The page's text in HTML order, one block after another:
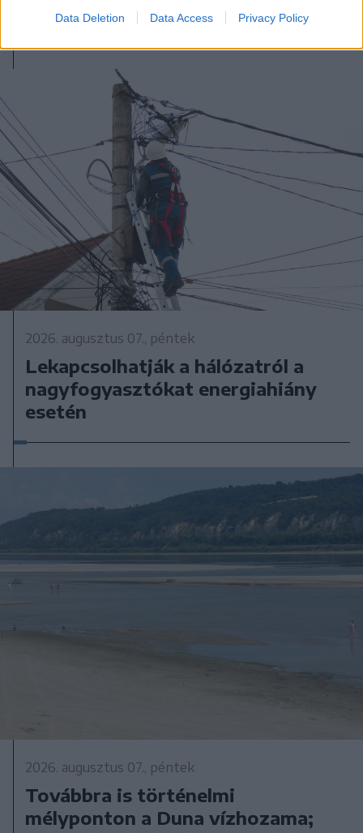
Data Deletion Data Access Privacy Policy
2026. augusztus 07., péntek
Lekapcsolhatják a hálózatról a
nagyfogyasztókat energiahiány
esetén
2026. augusztus 07., péntek
Továbbra is történelmi
mélyponton a Duna vízhozama;